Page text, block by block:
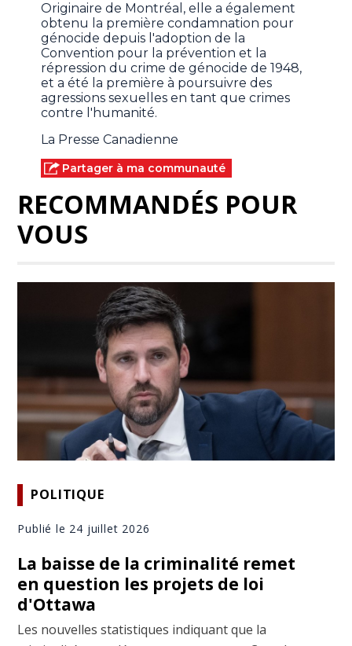
Originaire de Montréal, elle a également
obtenu la première condamnation pour
génocide depuis l'adoption de la
Convention pour la prévention et la
répression du crime de génocide de 1948,
et a été la première à poursuivre des
agressions sexuelles en tant que crimes
contre l'humanité.
La Presse Canadienne
Partager à ma communauté
RECOMMANDÉS POUR
VOUS
POLITIQUE
Publié le 24 juillet 2026
La baisse de la criminalité remet
en question les projets de loi
d'Ottawa
Les nouvelles statistiques indiquant que la